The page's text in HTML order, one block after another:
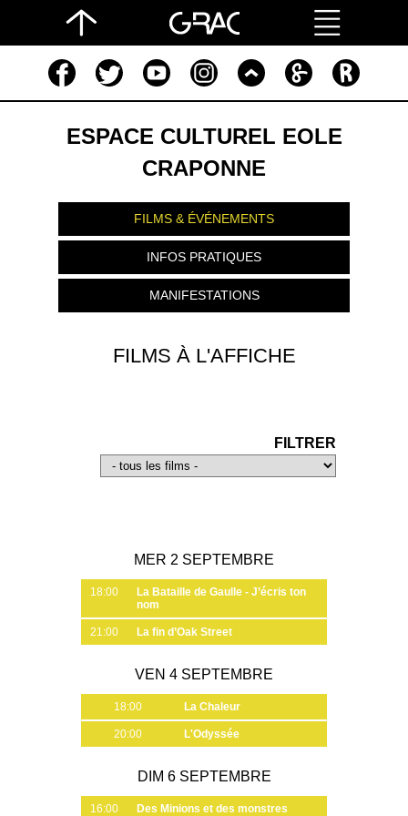
ESPACE CULTUREL EOLE
CRAPONNE
FILMS & ÉVÉNEMENTS
INFOS PRATIQUES
MANIFESTATIONS
FILMS À L'AFFICHE
FILTRER
MER 2 SEPTEMBRE
18:00
La Bataille de Gaulle - J’écris ton
nom
21:00 La fin d’Oak Street
VEN 4 SEPTEMBRE
18:00 La Chaleur
20:00 L'Odyssée
DIM 6 SEPTEMBRE
16:00 Des Minions et des monstres